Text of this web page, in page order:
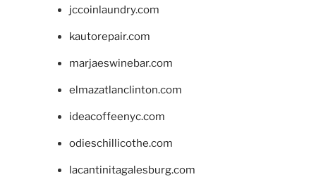
jccoinlaundry.com
kautorepair.com
marjaeswinebar.com
elmazatlanclinton.com
ideacoffeenyc.com
odieschillicothe.com
lacantinitagalesburg.com